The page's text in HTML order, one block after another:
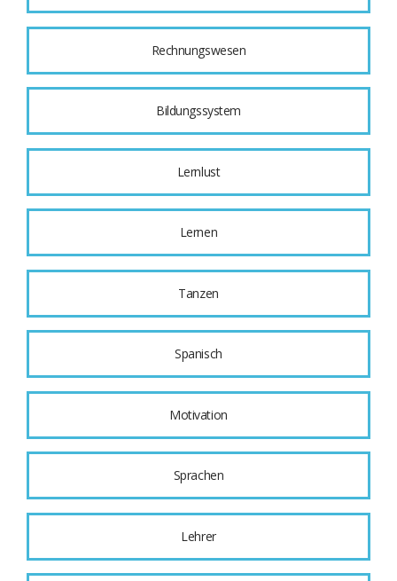
Rechnungswesen
Bildungssystem
Lernlust
Lernen
Tanzen
Spanisch
Motivation
Sprachen
Lehrer